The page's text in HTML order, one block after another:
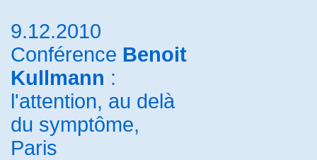
9.12.2010
Conférence Benoit
Kullmann :
l'attention, au delà
du symptôme,
Paris